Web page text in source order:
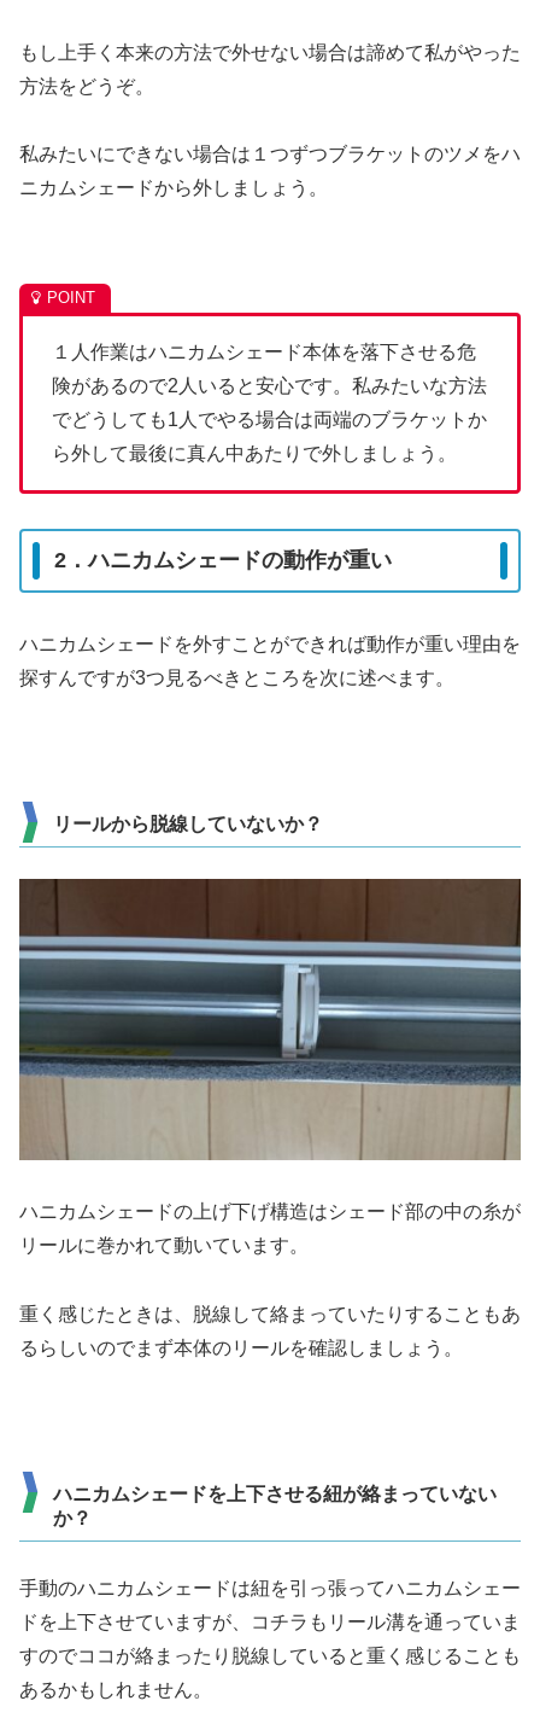
もし上手く本来の方法で外せない場合は諦めて私がやった
方法をどうぞ。
私みたいにできない場合は１つずつブラケットのツメをハ
ニカムシェードから外しましょう。
１人作業はハニカムシェード本体を落下させる危
険があるので2人いると安心です。私みたいな方法
でどうしても1人でやる場合は両端のブラケットか
ら外して最後に真ん中あたりで外しましょう。
2．ハニカムシェードの動作が重い
ハニカムシェードを外すことができれば動作が重い理由を
探すんですが3つ見るべきところを次に述べます。
リールから脱線していないか？
ハニカムシェードの上げ下げ構造はシェード部の中の糸が
リールに巻かれて動いています。
重く感じたときは、脱線して絡まっていたりすることもあ
るらしいのでまず本体のリールを確認しましょう。
ハニカムシェードを上下させる紐が絡まっていない
か？
手動のハニカムシェードは紐を引っ張ってハニカムシェー
ドを上下させていますが、コチラもリール溝を通っていま
すのでココが絡まったり脱線していると重く感じることも
あるかもしれません。